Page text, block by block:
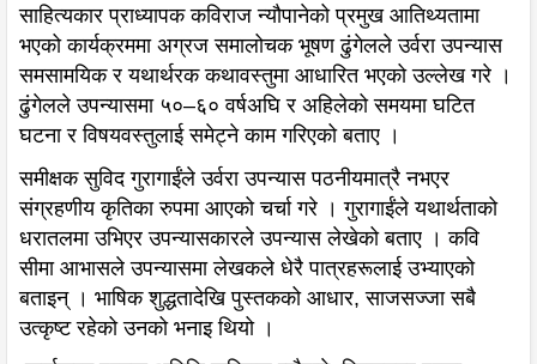
साहित्यकार प्राध्यापक कविराज न्यौपानेको प्रमुख आतिथ्यतामा
भएको कार्यक्रममा अग्रज समालोचक भूषण ढुंगेलले उर्वरा उपन्यास
समसामयिक र यथार्थरक कथावस्तुमा आधारित भएको उल्लेख गरे ।
ढुंगेलले उपन्यासमा ५०–६० वर्षअघि र अहिलेको समयमा घटित
घटना र विषयवस्तुलाई समेट्ने काम गरिएको बताए ।
समीक्षक सुविद गुरागाईंले उर्वरा उपन्यास पठनीयमात्रै नभएर
संग्रहणीय कृतिका रुपमा आएको चर्चा गरे । गुरागाईंले यथार्थताको
धरातलमा उभिएर उपन्यासकारले उपन्यास लेखेको बताए । कवि
सीमा आभासले उपन्यासमा लेखकले धेरै पात्रहरूलाई उभ्याएको
बताइन् । भाषिक शुद्धतादेखि पुस्तकको आधार, साजसज्जा सबै
उत्कृष्ट रहेको उनको भनाइ थियो ।